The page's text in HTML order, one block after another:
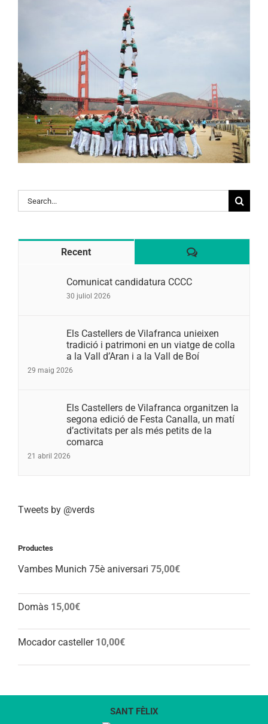
Search
for:
Recent Comentaris
Comunicat candidatura CCCC
30 juliol 2026
Els Castellers de Vilafranca unieixen
tradició i patrimoni en un viatge de colla
a la Vall d’Aran i a la Vall de Boí
29 maig 2026
Els Castellers de Vilafranca organitzen la
segona edició de Festa Canalla, un matí
d’activitats per als més petits de la
comarca
21 abril 2026
Tweets by @verds
Productes
Vambes Munich 75è aniversari 75,00€
Domàs 15,00€
Mocador casteller 10,00€
SANT FÈLIX